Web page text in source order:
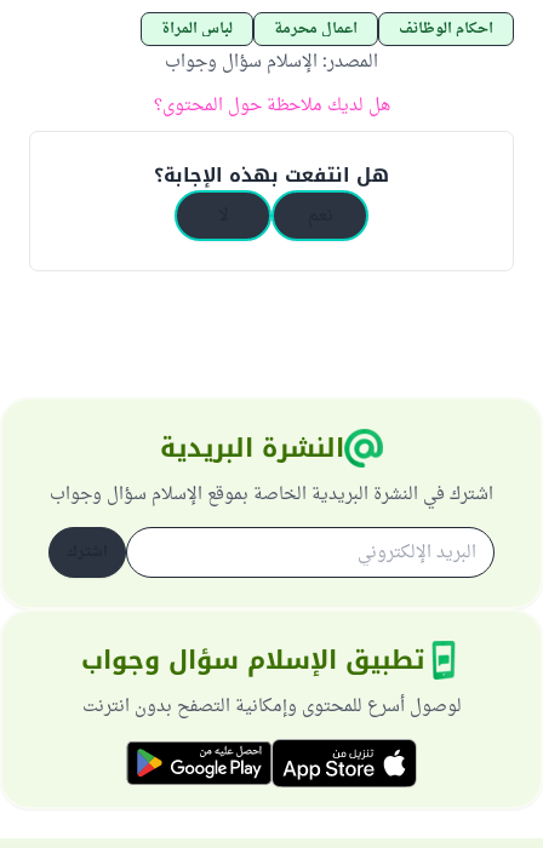
أحكام الوظائف أعمال محرمة لباس المرأة
المصدر: الإسلام سؤال وجواب
هل لديك ملاحظة حول المحتوى؟
هل انتفعت بهذه الإجابة؟
النشرة البريدية
اشترك في النشرة البريدية الخاصة بموقع الإسلام سؤال وجواب
تطبيق الإسلام سؤال وجواب
لوصول أسرع للمحتوى وإمكانية التصفح بدون انترنت